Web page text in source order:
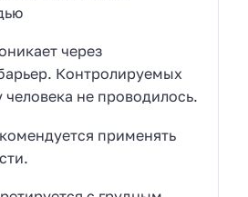
через
Контролируемых
человека не проводилось.
применять